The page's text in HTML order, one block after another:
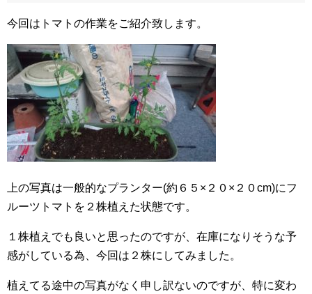
今回はトマトの作業をご紹介致します。
上の写真は一般的なプランター(約６５×２０×２０cm)にフ
ルーツトマトを２株植えた状態です。
１株植えでも良いと思ったのですが、在庫になりそうな予
感がしている為、今回は２株にしてみました。
植えてる途中の写真がなく申し訳ないのですが、特に変わ